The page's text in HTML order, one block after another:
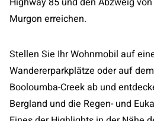
Murgon erreichen.
Stellen Sie Ihr Wohnmobil auf
Wandererparkplätze oder auf
Booloumba-Creek ab und
Bergland und die Regen- und